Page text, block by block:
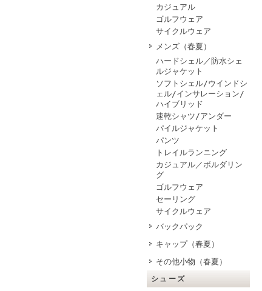
カジュアル
ゴルフウェア
サイクルウェア
メンズ（春夏）
ハードシェル／防水シェ
ルジャケット
ソフトシェル/ウインドシ
ェル/インサレーション/
ハイブリッド
速乾シャツ/アンダー
パイルジャケット
パンツ
トレイルランニング
カジュアル／ボルダリン
グ
ゴルフウェア
セーリング
サイクルウェア
バックパック
キャップ（春夏）
その他小物（春夏）
シューズ